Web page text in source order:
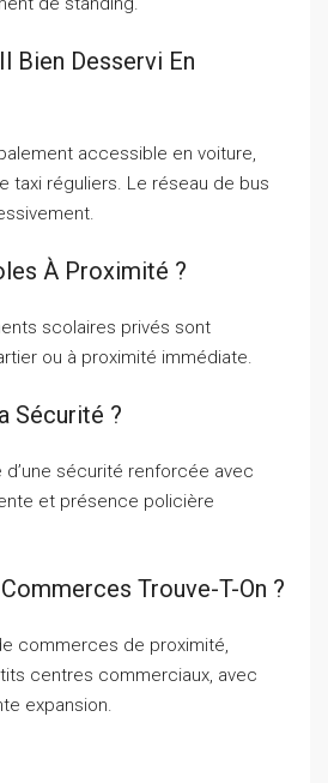
Bien Desservi En
accessible en voiture,
taxi réguliers. Le réseau de bus
À Proximité ?
scolaires privés sont
ou à proximité immédiate.
Sécurité ?
sécurité renforcée avec
et présence policière
Trouve-T-On ?
commerces de proximité,
centres commerciaux, avec
expansion.